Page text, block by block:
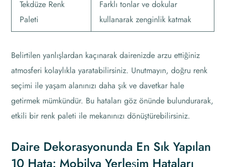
Tekdüze Renk
Paleti
Farklı tonlar ve dokular
kullanarak zenginlik katmak
Belirtilen yanlışlardan kaçınarak dairenizde arzu ettiğiniz
atmosferi kolaylıkla yaratabilirsiniz. Unutmayın, doğru renk
seçimi ile yaşam alanınızı daha şık ve davetkar hale
getirmek mümkündür. Bu hataları göz önünde bulundurarak,
etkili bir renk paleti ile mekanınızı dönüştürebilirsiniz.
Daire Dekorasyonunda En Sık Yapılan
10 Hata: Mobilya Yerleşim Hataları